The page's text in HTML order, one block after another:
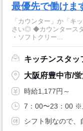
最優先で働けま
「カウンター」か「キ
さい◎ ◆カウンタースタッフ ・レジでの接客、注文 ・ドリンク作り
・ソフトクリー...
キッチンスタッ
大阪府豊中市/蛍
時給1,177円～
7：00〜23：00 ※
シフト制なので、